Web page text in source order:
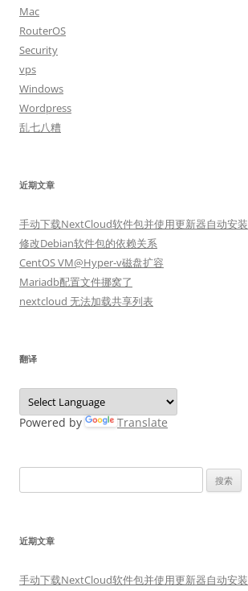
Mac
RouterOS
Security
vps
Windows
Wordpress
乱七八糟
近期文章
手动下载NextCloud软件包并使用更新器自动安装
修改Debian软件包的依赖关系
CentOS VM@Hyper-v磁盘扩容
Mariadb配置文件挪窝了
nextcloud 无法加载共享列表
翻译
Powered by Translate
索：
近期文章
手动下载NextCloud软件包并使用更新器自动安装